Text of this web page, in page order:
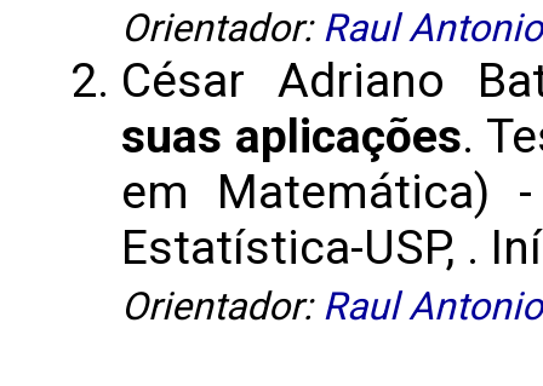
Orientador: Raul
César Adriano
suas aplicações.
em Matemática)
Estatística-USP, .
Orientador: Raul